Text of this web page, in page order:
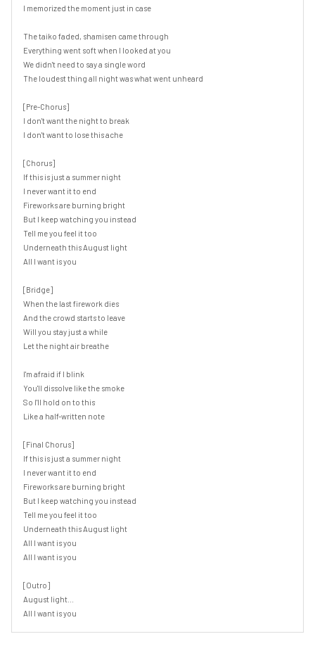
I memorized the moment just in case
The taiko faded, shamisen came through
Everything went soft when I looked at you
We didn't need to say a single word
The loudest thing all night was what went unheard
[Pre-Chorus]
I don't want the night to break
I don't want to lose this ache
[Chorus]
If this is just a summer night
I never want it to end
Fireworks are burning bright
But I keep watching you instead
Tell me you feel it too
Underneath this August light
All I want is you
[Bridge]
When the last firework dies
And the crowd starts to leave
Will you stay just a while
Let the night air breathe
I'm afraid if I blink
You'll dissolve like the smoke
So I'll hold on to this
Like a half-written note
[Final Chorus]
If this is just a summer night
I never want it to end
Fireworks are burning bright
But I keep watching you instead
Tell me you feel it too
Underneath this August light
All I want is you
All I want is you
[Outro]
August light...
All I want is you